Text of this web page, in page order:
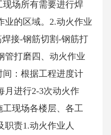
场所有需要进行焊
业的区域。2.动火作业
接-钢筋切割-钢筋打
管打磨四、动火作业
：根据工程进度计
月进行2-3次动火作
现场各楼层、各工
职责1.动火作业人